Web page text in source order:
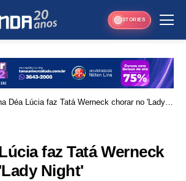
STORIES
Déa Lúcia faz Tatá Werneck chorar no 'Lady
faz Tatá Werneck
Night'